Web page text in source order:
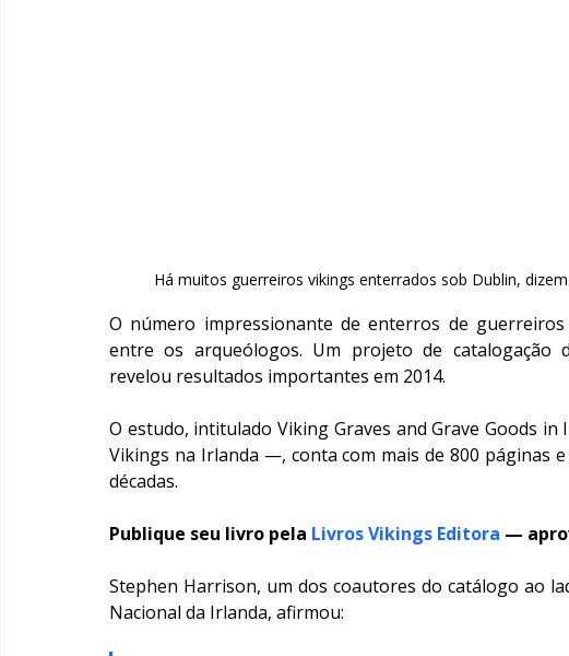
Há muitos guerreiros vikings enterrados sob Dublin,
O número impressionante de enterros de
entre os arqueólogos. Um projeto de catalogação
revelou resultados importantes em 2014.
O estudo, intitulado Viking Graves and Grave Goods
Vikings na Irlanda —, conta com mais de 800 páginas
décadas.
Publique seu livro pela Livros Vikings Editora —
Stephen Harrison, um dos coautores do catálogo ao
Nacional da Irlanda, afirmou: